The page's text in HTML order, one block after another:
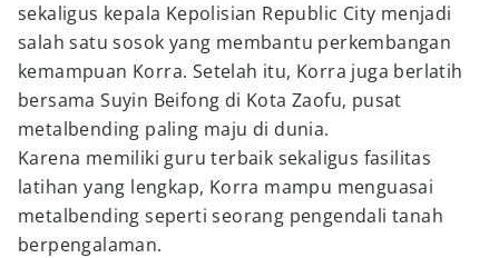
sekaligus kepala Kepolisian Republic City menjadi
salah satu sosok yang membantu perkembangan
kemampuan Korra. Setelah itu, Korra juga berlatih
bersama Suyin Beifong di Kota Zaofu, pusat
metalbending paling maju di dunia.
Karena memiliki guru terbaik sekaligus fasilitas
latihan yang lengkap, Korra mampu menguasai
metalbending seperti seorang pengendali tanah
berpengalaman.